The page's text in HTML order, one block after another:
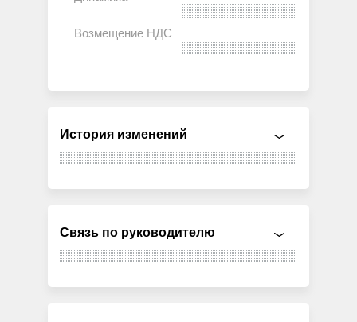
История изменений
Связь по руководителю